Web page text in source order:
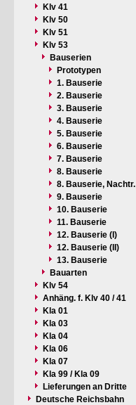
Klv 41
Klv 50
Klv 51
Klv 53
Bauserien
Prototypen
1. Bauserie
2. Bauserie
3. Bauserie
4. Bauserie
5. Bauserie
6. Bauserie
7. Bauserie
8. Bauserie
8. Bauserie, Nachtr.
9. Bauserie
10. Bauserie
11. Bauserie
12. Bauserie (I)
12. Bauserie (II)
13. Bauserie
Bauarten
Klv 54
Anhäng. f. Klv 40 / 41
Kla 01
Kla 03
Kla 04
Kla 06
Kla 07
Kla 99 / Kla 09
Lieferungen an Dritte
Deutsche Reichsbahn